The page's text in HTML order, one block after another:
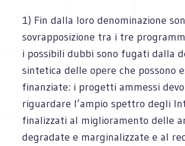
1) Fin dalla loro denominazione
sovrapposizione tra i tre
i possibili dubbi sono fugati dalla
sintetica delle opere che possono
finanziate: i progetti ammessi
riguardare l’ampio spettro degli
finalizzati al miglioramento delle
degradate e marginalizzate e al